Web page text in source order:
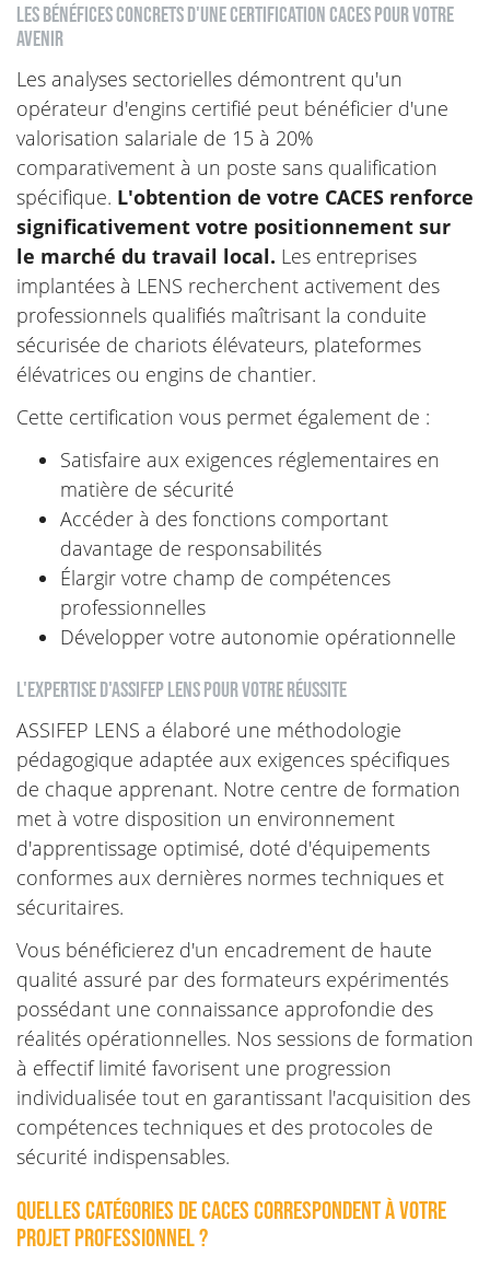
Les bénéfices concrets d'une certification CACES pour votre
avenir
Les analyses sectorielles démontrent qu'un
opérateur d'engins certifié peut bénéficier d'une
valorisation salariale de 15 à 20%
comparativement à un poste sans qualification
spécifique. L'obtention de votre CACES renforce
significativement votre positionnement sur
le marché du travail local. Les entreprises
implantées à LENS recherchent activement des
professionnels qualifiés maîtrisant la conduite
sécurisée de chariots élévateurs, plateformes
élévatrices ou engins de chantier.
Cette certification vous permet également de :
Satisfaire aux exigences réglementaires en
matière de sécurité
Accéder à des fonctions comportant
davantage de responsabilités
Élargir votre champ de compétences
professionnelles
Développer votre autonomie opérationnelle
L'expertise d'ASSIFEP LENS pour votre réussite
ASSIFEP LENS a élaboré une méthodologie
pédagogique adaptée aux exigences spécifiques
de chaque apprenant. Notre centre de formation
met à votre disposition un environnement
d'apprentissage optimisé, doté d'équipements
conformes aux dernières normes techniques et
sécuritaires.
Vous bénéficierez d'un encadrement de haute
qualité assuré par des formateurs expérimentés
possédant une connaissance approfondie des
réalités opérationnelles. Nos sessions de formation
à effectif limité favorisent une progression
individualisée tout en garantissant l'acquisition des
compétences techniques et des protocoles de
sécurité indispensables.
Quelles catégories de CACES correspondent à votre
projet professionnel ?